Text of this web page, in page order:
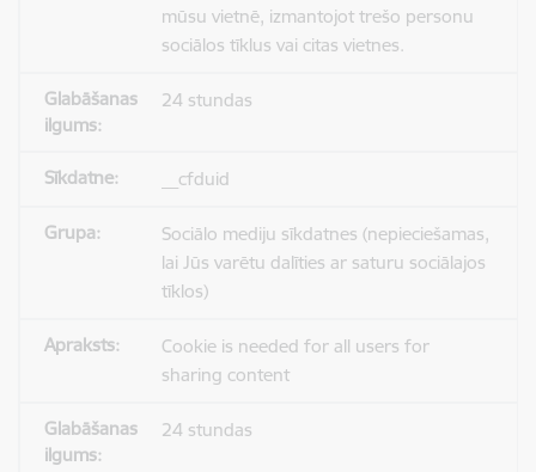
mūsu vietnē, izmantojot trešo personu
sociālos tīklus vai citas vietnes.
24 stundas
__cfduid
Sociālo mediju sīkdatnes (nepieciešamas,
lai Jūs varētu dalīties ar saturu sociālajos
tīklos)
Cookie is needed for all users for
sharing content
24 stundas